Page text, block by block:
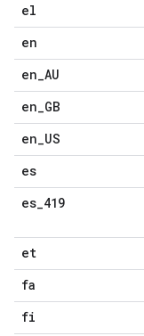
el
en
en AU
en GB
en US
es
es 419
et
fa
fi